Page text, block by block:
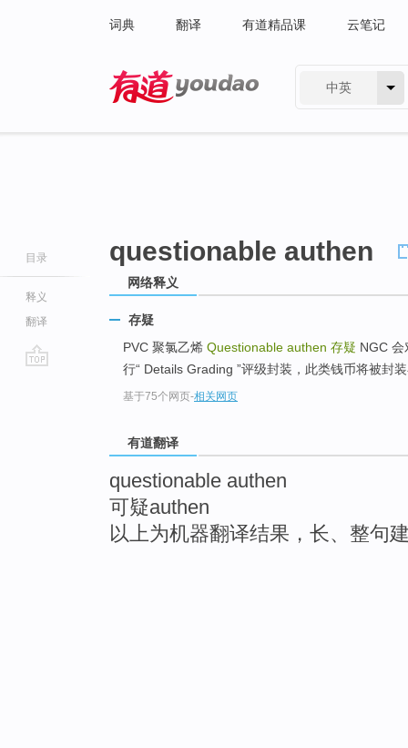
词典 翻译 有道精品课 云笔记
中英
目录
释义
翻译
questionable authen
网络释义
存疑
PVC 聚氯乙烯 Questionable authen 存疑 NGC
行“ Details Grading ”评级封装，此类钱币将被封
基于75个网页-相关网页
有道翻译
questionable authen
可疑authen
以上为机器翻译结果，长、整句